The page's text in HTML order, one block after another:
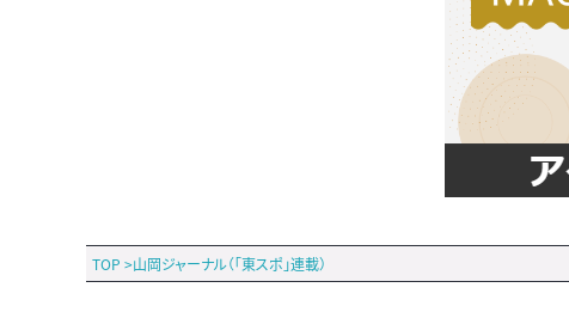
TOP >山岡ジャーナル（「東スポ」連載）